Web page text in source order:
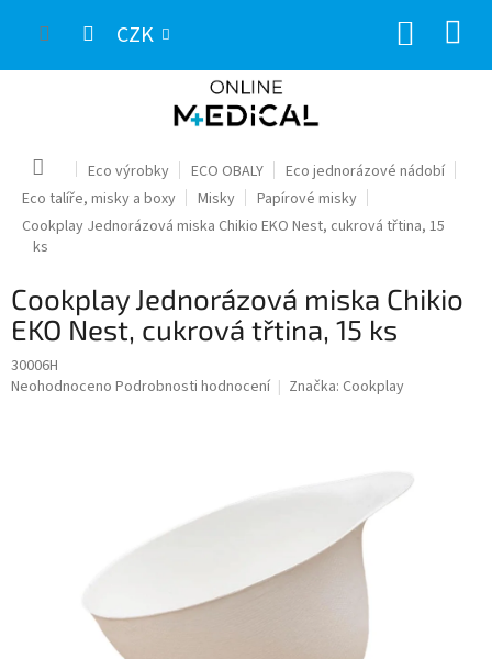
CZK
Domů Eco výrobky ECO OBALY
Eco jednorázové nádobí
Eco talíře, misky a boxy
Misky
Papírové misky
Cookplay Jednorázová miska Chikio EKO Nest, cukrová třtina, 15
ks
Cookplay Jednorázová miska Chikio
EKO Nest, cukrová třtina, 15 ks
30006H
Průměrné
Neohodnoceno Podrobnosti hodnocení Značka: Cookplay